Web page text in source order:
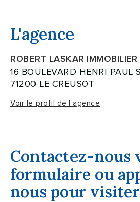
L'agence
ROBERT LASKAR IMMOBILIER
16 BOULEVARD HENRI PAUL
71200 LE CREUSOT
Voir le profil de l'agence
Contactez-nous
formulaire ou
nous pour